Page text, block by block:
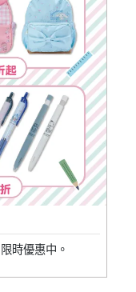
時優惠中。